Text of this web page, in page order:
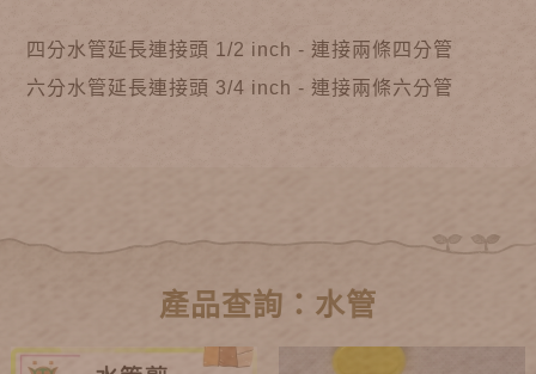
四分水管延長連接頭 1/2 inch - 連接兩條四分管
六分水管延長連接頭 3/4 inch - 連接兩條六分管
產品查詢：水管